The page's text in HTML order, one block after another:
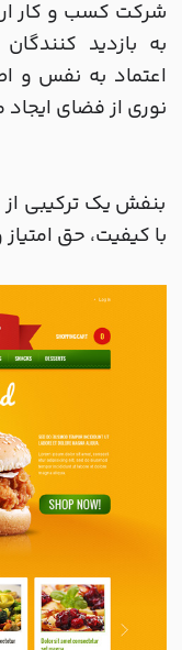
شرکت کسب و کار
به بازدید
اعتماد به نفس و
نوری از فضای
بنفش یک ترکیبی
با کیفیت، حق